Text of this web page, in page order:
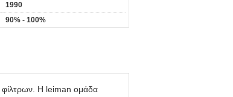
1990
90% - 100%
φίλτρων. Η leiman ομάδα